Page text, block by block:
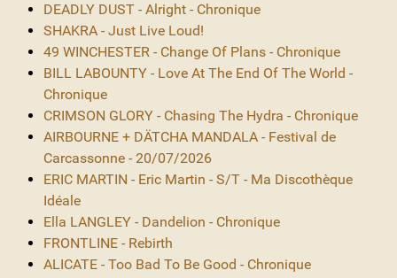
DEADLY DUST - Alright - Chronique
SHAKRA - Just Live Loud!
49 WINCHESTER - Change Of Plans - Chronique
BILL LABOUNTY - Love At The End Of The World -
Chronique
CRIMSON GLORY - Chasing The Hydra - Chronique
AIRBOURNE + DÄTCHA MANDALA - Festival de
Carcassonne - 20/07/2026
ERIC MARTIN - Eric Martin - S/T - Ma Discothèque
Idéale
Ella LANGLEY - Dandelion - Chronique
FRONTLINE - Rebirth
ALICATE - Too Bad To Be Good - Chronique